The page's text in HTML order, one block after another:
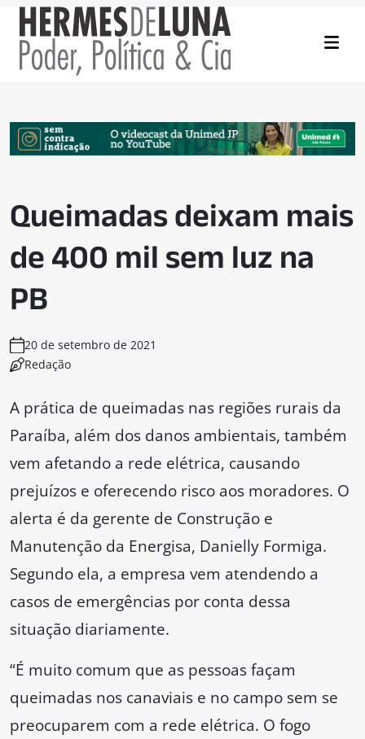
Queimadas deixam mais
de 400 mil sem luz na
PB
20 de setembro de 2021
Redação
A prática de queimadas nas regiões rurais da
Paraíba, além dos danos ambientais, também
vem afetando a rede elétrica, causando
prejuízos e oferecendo risco aos moradores. O
alerta é da gerente de Construção e
Manutenção da Energisa, Danielly Formiga.
Segundo ela, a empresa vem atendendo a
casos de emergências por conta dessa
situação diariamente.
“É muito comum que as pessoas façam
queimadas nos canaviais e no campo sem se
preocuparem com a rede elétrica. O fogo